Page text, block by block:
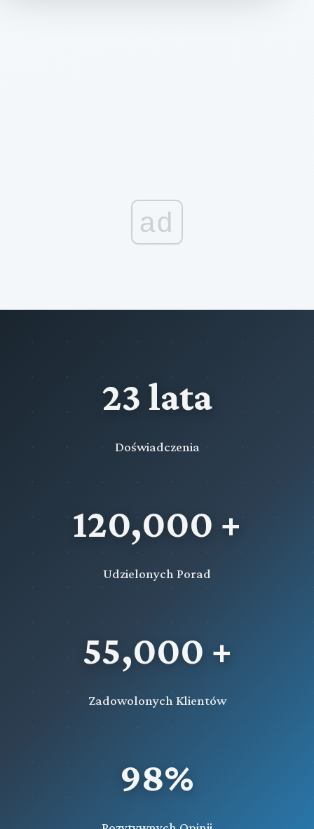
ad
23 lata
Doświadczenia
120,000 +
Udzielonych Porad
55,000 +
Zadowolonych Klientów
98%